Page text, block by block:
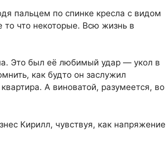
пальцем по спинке кресла с видом
что некоторые. Всю жизнь в
Это был её любимый удар — укол в
как будто он заслужил
А виноватой, разумеется, во
Кирилл, чувствуя, как напряжение